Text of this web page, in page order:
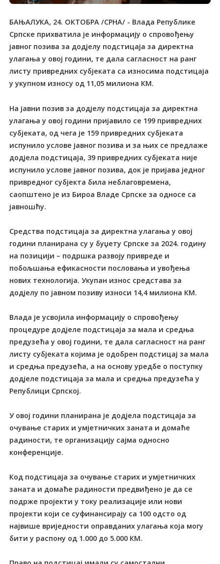
БАЊАЛУКА, 24. ОКТОБРА /СРНА/ - Влада Републике
Српске прихватила је информацију о спровођењу
јавног позива за додјелу подстицаја за директна
улагања у овој години, те дала сагласност на ранг
листу привредних субјеката са износима подстицаја
у укупном износу од 11,05 милиона КМ.
На јавни позив за додјелу подстицаја за директна
улагања у овој години пријавило се 199 привредних
субјеката, од чега је 159 привредних субјеката
испунило услове јавног позива и за њих се предлаже
додјела подстицаја, 39 привредних субјеката није
испунило услове јавног позива, док је пријава једног
привредног субјекта била неблаговремена,
саопштено је из Бироа Владе Српске за односе са
јавношћу.
Средства подстицаја за директна улагања у овој
години планирана су у буџету Српске за 2024. годину
на позицији – подршка развоју привреде и
побољшања ефикасности пословања и увођења
нових технологија. Укупан износ средстава за
додјелу по јавном позиву износи 14,4 милиона КМ.
Влада је усвојила информацију о спровођењу
процедуре додјеле подстицаја за мала и средња
предузећа у овој години, те дала сагласност на ранг
листу субјеката којима је одобрен подстицај за мала
и средња предузећа, а на основу уредбе о поступку
додјеле подстицаја за мала и средња предузећа у
Републици Српској.
У овој години планирана је додјела подстицаја за
очување старих и умјетничких заната и домаће
радиности, те организацију сајма односно
конференције.
Код подстицаја за очување старих и умјетничких
заната и домаће радиности предвиђено је да се
подрже пројекти у току реализације или нови
пројекти који се суфинансирају са 100 одсто од
највише вриједности оправданих улагања која могу
бити у распону од 1.000 до 5.000 КМ.